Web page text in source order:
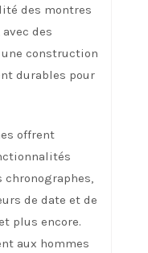
des montres
des
construction
durables pour
offrent
chronographes,
de date et de
plus encore.
aux hommes